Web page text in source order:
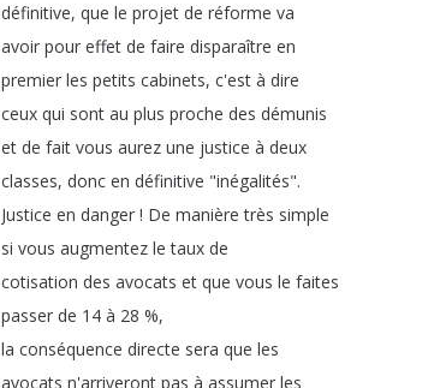
définitive, que le projet de réforme va
avoir pour effet de faire disparaître en
premier les petits cabinets, c'est à dire
ceux qui sont au plus proche des démunis
et de fait vous aurez une justice à deux
classes, donc en définitive "inégalités".
Justice en danger ! De manière très simple
si vous augmentez le taux de
cotisation des avocats et que vous le faites
passer de 14 à 28 %,
la conséquence directe sera que les
avocats n'arriveront pas à assumer les